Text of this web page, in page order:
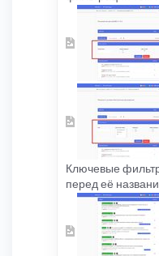
Ключевые
перед её